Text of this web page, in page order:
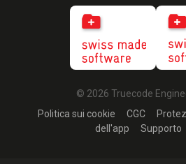
© 2026 Truecode
Politica sui cookie
CGC
dell'app
Supporto